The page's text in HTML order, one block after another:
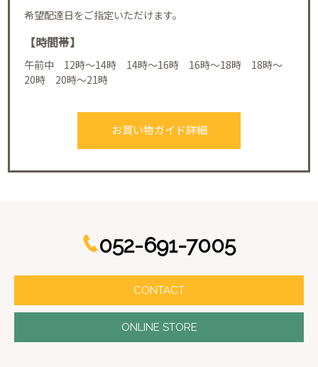
希望配達日をご指定いただけます。
【時間帯】
午前中 12時～14時 14時～16時 16時～18時 18時～
20時 20時～21時
お買い物ガイド詳細
052-691-7005
CONTACT
ONLINE STORE